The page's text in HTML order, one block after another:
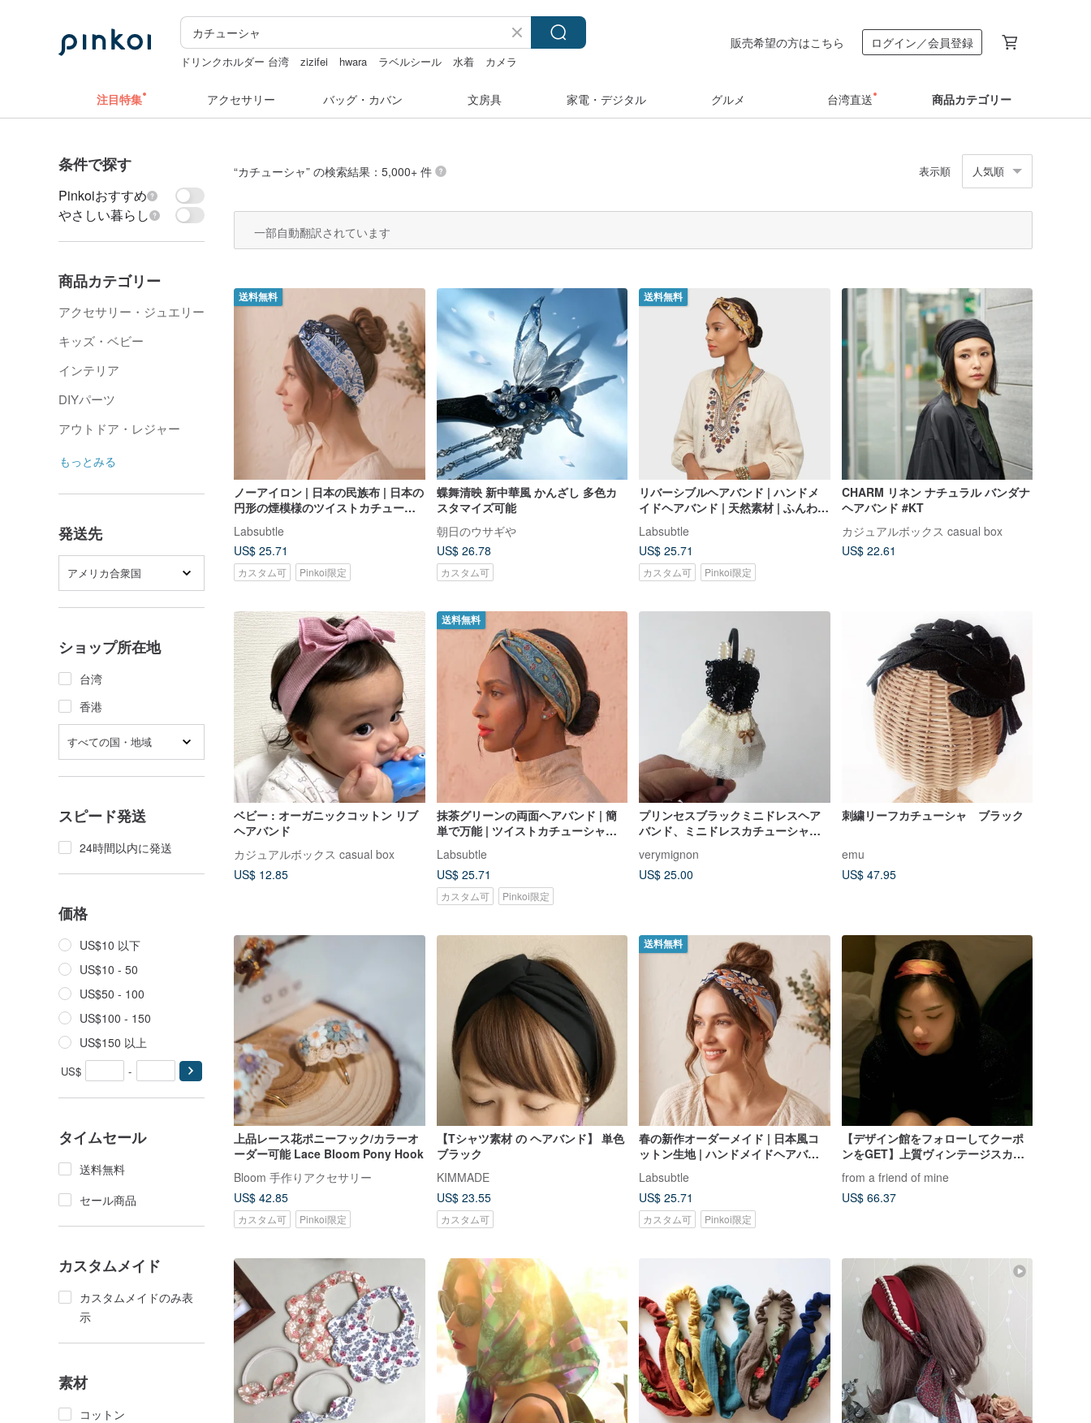
ドリンクホルダー 台湾 zizifei hwara ラベルシール 水着
カメラ
販売希望の方はこちら ログイン／会員登録
注目特集 アクセサリー バッグ・カバン 文房具 家電・デジタル グルメ 台湾直送 商品カテゴリー
条件で探す
Pinkoiおすすめ
やさしい暮らし
商品カテゴリー
アクセサリー・ジュエリー
キッズ・ベビー
インテリア
DIYパーツ
アウトドア・レジャー
もっとみる
発送先
アメリカ合衆国
ショップ所在地
台湾
香港
すべての国・地域
スピード発送
24時間以内に発送
価格
US$10 以下
US$10 - 50
US$50 - 100
US$100 - 150
US$150 以上
US$ -
タイムセール
送料無料
セール商品
カスタムメイド
カスタムメイドのみ表
示
素材
コットン
“カチューシャ” の検索結果：5,000+ 件 表示順 人気順
一部自動翻訳されています
送料無料
ノーアイロン | 日本の民族布 | 日本の
円形の煙模様のツイストカチューシ
Labsubtle
US$ 25.71
カスタム可 Pinkoi限定
蝶舞清映 新中華風 かんざし 多色カ
スタマイズ可能
朝日のウサギや
US$ 26.78
カスタム可
送料無料
リバーシブルヘアバンド | ハンドメ
イドヘアバンド | 天然素材 | ふんわり
Labsubtle
US$ 25.71
カスタム可 Pinkoi限定
CHARM リネン ナチュラル バンダナ
ヘアバンド #KT
カジュアルボックス casual box
US$ 22.61
ベビー : オーガニックコットン リブ
ヘアバンド
カジュアルボックス casual box
US$ 12.85
送料無料
抹茶グリーンの両面ヘアバンド | 簡
単で万能 | ツイストカチューシャで
Labsubtle
US$ 25.71
カスタム可 Pinkoi限定
プリンセスブラックミニドレスヘア
バンド、ミニドレスカチューシャ、
verymignon
US$ 25.00
刺繍リーフカチューシャ ブラック
emu
US$ 47.95
上品レース花ポニーフック/カラーオ
ーダー可能 Lace Bloom Pony Hook
Bloom 手作りアクセサリー
US$ 42.85
カスタム可 Pinkoi限定
【Tシャツ素材 の ヘアバンド】 単色
ブラック
KIMMADE
US$ 23.55
カスタム可
送料無料
春の新作オーダーメイド | 日本風コ
ットン生地 | ハンドメイドヘアバン
ド | オレンジ・ブルー・ホワイトの
鮮やかな色合い
Labsubtle
US$ 25.71
カスタム可 Pinkoi限定
【デザイン館をフォローしてクーポ
ンをGET】上質ヴィンテージスカー
フヘアバンド - 日本製
from a friend of mine
US$ 66.37